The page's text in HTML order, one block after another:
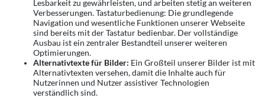
Lesbarkeit zu gewährleisten, und arbeiten stetig an weiteren
Verbesserungen. Tastaturbedienung: Die grundlegende
Navigation und wesentliche Funktionen unserer Webseite
sind bereits mit der Tastatur bedienbar. Der vollständige
Ausbau ist ein zentraler Bestandteil unserer weiteren
Optimierungen.
Alternativtexte für Bilder: Ein Großteil unserer Bilder ist mit
Alternativtexten versehen, damit die Inhalte auch für
Nutzerinnen und Nutzer assistiver Technologien
verständlich sind.